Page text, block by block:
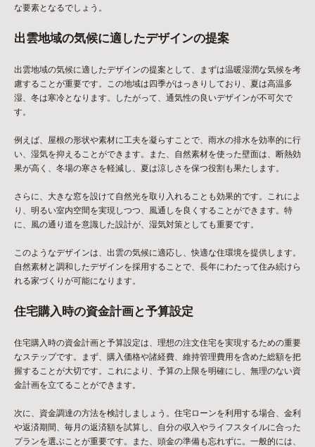
な要素となるでしょう。
出雲地域の気候に適したデザインの提案
出雲地域の気候に適したデザインの提案として、まずは温暖湿潤な気候を考
慮することが重要です。この地域は四季がはっきりしており、夏は高温多
湿、冬は寒冷となります。したがって、通気性の良いデザインが不可欠で
す。
例えば、屋根の形状や素材に工夫を凝らすことで、雨水の排水を効率的に行
い、湿気を抑えることができます。また、自然素材を使った壁面は、断熱効
果が高く、冬場の寒さを軽減し、夏は涼しさを保つ役割も果たします。
さらに、大きな窓を設けて自然光を取り入れることも効果的です。これによ
り、明るい室内空間を実現しつつ、風通しを良くすることができます。特
に、風の通り道を意識した設計が、湿気対策としても重要です。
このようなデザインは、出雲の気候に適応し、快適な住環境を提供します。
自然素材と調和したデザインを採用することで、長年にわたって住み続けら
れる家づくりが可能になります。
住宅購入時の資金計画と予算設定
住宅購入時の資金計画と予算設定は、理想の注文住宅を実現するための重要
なステップです。まず、購入価格や諸経費、維持管理費用を含めた総額を把
握することが大切です。これにより、予算の上限を明確にし、無理のない資
金計画を立てることができます。
次に、資金調達の方法を検討しましょう。住宅ローンを利用する場合、金利
や返済期間、毎月の返済額を試算し、自分の収入やライフスタイルに合った
プランを選ぶことが重要です。また、頭金の準備も忘れずに。一般的には、